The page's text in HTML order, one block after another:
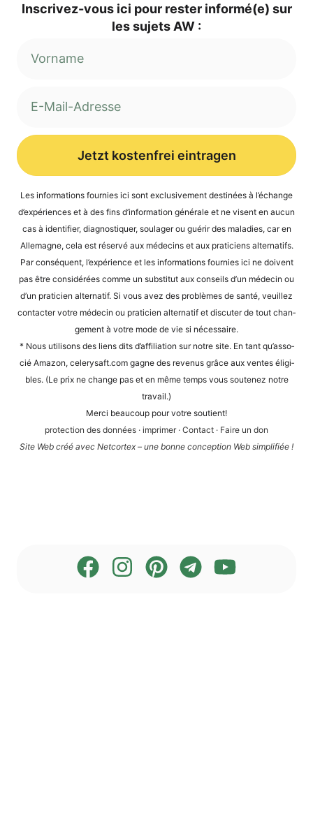
Inscri­vez-vous ici pour res­ter informé(e) sur
les sujets AW :
Jetzt kostenfrei eintragen
Les infor­ma­ti­ons four­nies ici sont exclu­si­ve­ment desti­nées à l’é­ch­an­ge
d’expé­ri­en­ces et à des fins d’in­for­ma­ti­on géné­ra­le et ne visent en aucun
cas à iden­ti­fier, dia­gnos­ti­quer, sou­la­ger ou guérir des mala­dies, car en
Alle­ma­gne, cela est réser­vé aux méde­cins et aux pra­ti­ci­ens alter­na­tifs.
Par con­sé­quent, l’expérience et les infor­ma­ti­ons four­nies ici ne doi­vent
pas être con­sidé­rées com­me un sub­sti­tut aux con­seils d’un méde­cin ou
d’un pra­ti­ci­en alter­na­tif. Si vous avez des pro­blè­mes de san­té, veuil­lez
cont­ac­ter vot­re méde­cin ou pra­ti­ci­en alter­na­tif et dis­cu­ter de tout chan­
ge­ment à vot­re mode de vie si nécessaire.
* Nous uti­li­sons des liens dits d’af­fi­lia­ti­on sur not­re site. En tant qu’as­so­
cié Ama­zon, cele​ry​saft​.com gagne des reve­nus grâce aux ven­tes éli­gi­
bles. (Le prix ne chan­ge pas et en même temps vous sou­te­n­ez not­re
travail.)
Mer­ci beau­coup pour vot­re soutient!
pro­tec­tion des don­nées · impri­mer· Cont­act · Fai­re un don
Site Web créé avec Net­cortex – une bon­ne con­cep­ti­on Web simplifiée !